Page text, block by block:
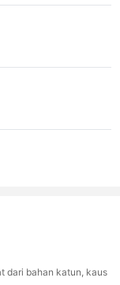
dari bahan katun, kaus